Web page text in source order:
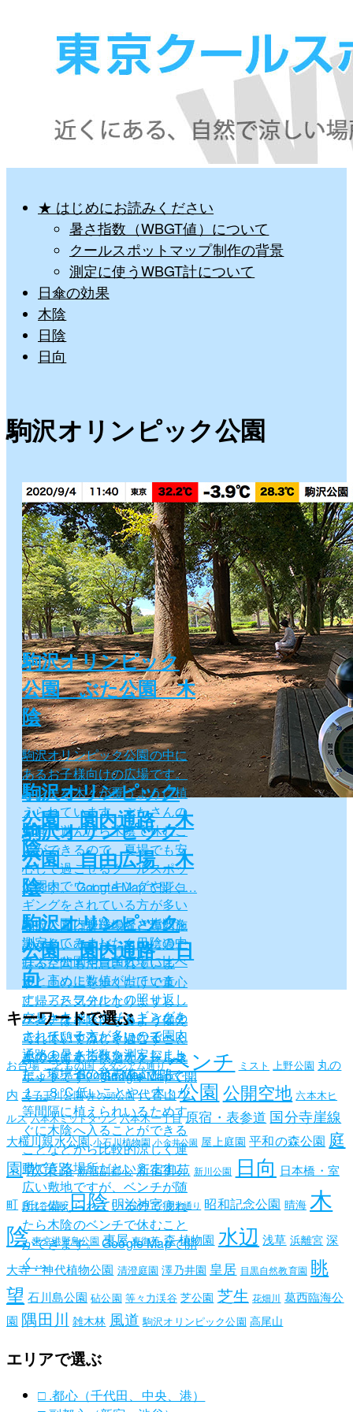
★ はじめにお読みください
暑さ指数（WBGT値）について
クールスポットマップ制作の背景
測定に使うWBGT計について
日傘の効果
木陰
日陰
日向
駒沢オリンピック公園
駒沢オリンピック
公園 自由広場 木
陰
駒沢公園は野球場など専門施
設が多いですが、自由に過ご
せる空間も用意されていま
す。土の上を歩くだけで童心
に帰った気分になりますし、
ベンチは木陰になるよう備え
られていて涼しく過ごすこと
ができます。快適なクールス
ポットです。 Google Mapで開
く…
駒沢オリンピック
公園 ぶた公園 木
陰
駒沢オリンピック公園の中に
あるお子様向けの広場です。
ベンチを木々が覆うように植
えられています。ぶたさんの
遊具で遊んだら木陰で休むこ
とができるので、夏場でも安
心して過ごせるクールスポッ
トです。 Google Mapで開く…
駒沢オリンピック
公園 園内通路 木
陰
公園内でウォーキングやジョ
ギングをされている方が多い
ので、園内通路の暑さ指数を
測定してみました。日陰の中
はぶた公園や自由広場に比べ
ると高めに数値が出ていま
す。アスファルトの照り返し
が暑さを感じさせるようなの
で、休憩するときはなるべく
土の上にあるベンチを探しま
しょう。 Google Mapで開く…
駒沢オリンピック
公園 園内通路 日
向
ウォーキングやジョギングを
されている方が多いので園内
通路の暑さ指数を測定しまし
た。環境省の発表値よりも
１．８℃低いことや、木々が
等間隔に植えられいるためす
ぐに木陰へ入ることができる
ことなどから比較的涼しく運
動できる場所だといえます。
広い敷地ですが、ベンチが随
所に備えられているので疲れ
たら木陰のベンチで休むこと
ができます。 Google Mapで開
く…
キーワードで選ぶ
お台場 こどもの国 スタジアム通り ベンチ ミスト 上野公園 丸の
内 二子玉川公園 井の頭公園 代官山公園 公開空地 六本木ヒ
ルズ 六本木ミッドタウン 六本木一丁目 原宿・表参道 国分寺崖線
大横川親水公園 小石川植物園 小金井公園 屋上庭園 平和の森公園 庭
園散策路 新宿副都心 新宿御苑 新川公園 日向 日本橋・室
町 日比谷公園 日陰明治神宮 明治通り 昭和記念公園 晴海 木
陰 東京港野鳥公園 東屋 東御苑 森植物園 水辺 浅草 浜離宮 深
大寺・神代植物公園 清澄庭園 澤乃井園 皇居 目黒自然教育園 眺
望 石川島公園 砧公園 等々力渓谷 芝公園 芝生 花畑川 葛西臨海公
園 隅田川 雑木林 風道 駒沢オリンピック公園 高尾山
エリアで選ぶ
□ .都心（千代田、中央、港）